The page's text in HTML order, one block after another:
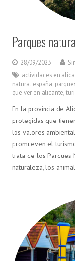
Parques
28/09/2023
actividades en
natural españa
que ver en alicante
En la provincia de
protegidas que
los valores
promueven el
trata de los Parques
naturaleza, los